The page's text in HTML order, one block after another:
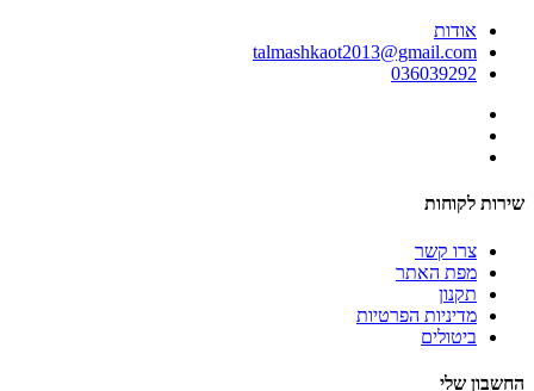
אודות
talmashkaot2013@gmail.com
036039292
שירות לקוחות
צרו קשר
מפת האתר
תקנון
מדיניות הפרטיות
ביטולים
החשבון שלי